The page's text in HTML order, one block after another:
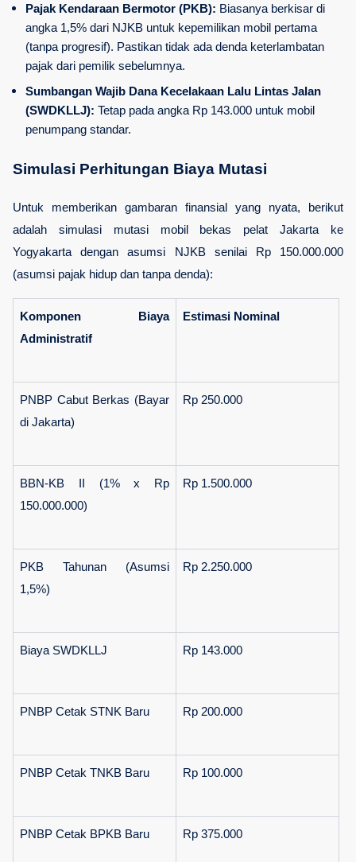
Pajak Kendaraan Bermotor (PKB): Biasanya berkisar di
angka 1,5% dari NJKB untuk kepemilikan mobil pertama
(tanpa progresif). Pastikan tidak ada denda keterlambatan
pajak dari pemilik sebelumnya.
Sumbangan Wajib Dana Kecelakaan Lalu Lintas Jalan
(SWDKLLJ): Tetap pada angka Rp 143.000 untuk mobil
penumpang standar.
Simulasi Perhitungan Biaya Mutasi
Untuk memberikan gambaran finansial yang nyata, berikut
adalah simulasi mutasi mobil bekas pelat Jakarta ke
Yogyakarta dengan asumsi NJKB senilai Rp 150.000.000
(asumsi pajak hidup dan tanpa denda):
Komponen Biaya
Administratif
Estimasi Nominal
PNBP Cabut Berkas (Bayar
di Jakarta)
Rp 250.000
BBN-KB II (1% x Rp
150.000.000)
Rp 1.500.000
PKB Tahunan (Asumsi
1,5%)
Rp 2.250.000
Biaya SWDKLLJ Rp 143.000
PNBP Cetak STNK Baru Rp 200.000
PNBP Cetak TNKB Baru Rp 100.000
PNBP Cetak BPKB Baru Rp 375.000